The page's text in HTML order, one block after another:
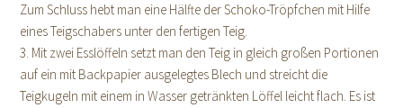
Zum Schluss hebt man eine Hälfte der Schoko-Tröpfchen mit Hilfe
eines Teigschabers unter den fertigen Teig.
3. Mit zwei Esslöffeln setzt man den Teig in gleich großen Portionen
auf ein mit Backpapier ausgelegtes Blech und streicht die
Teigkugeln mit einem in Wasser getränkten Löffel leicht flach. Es ist